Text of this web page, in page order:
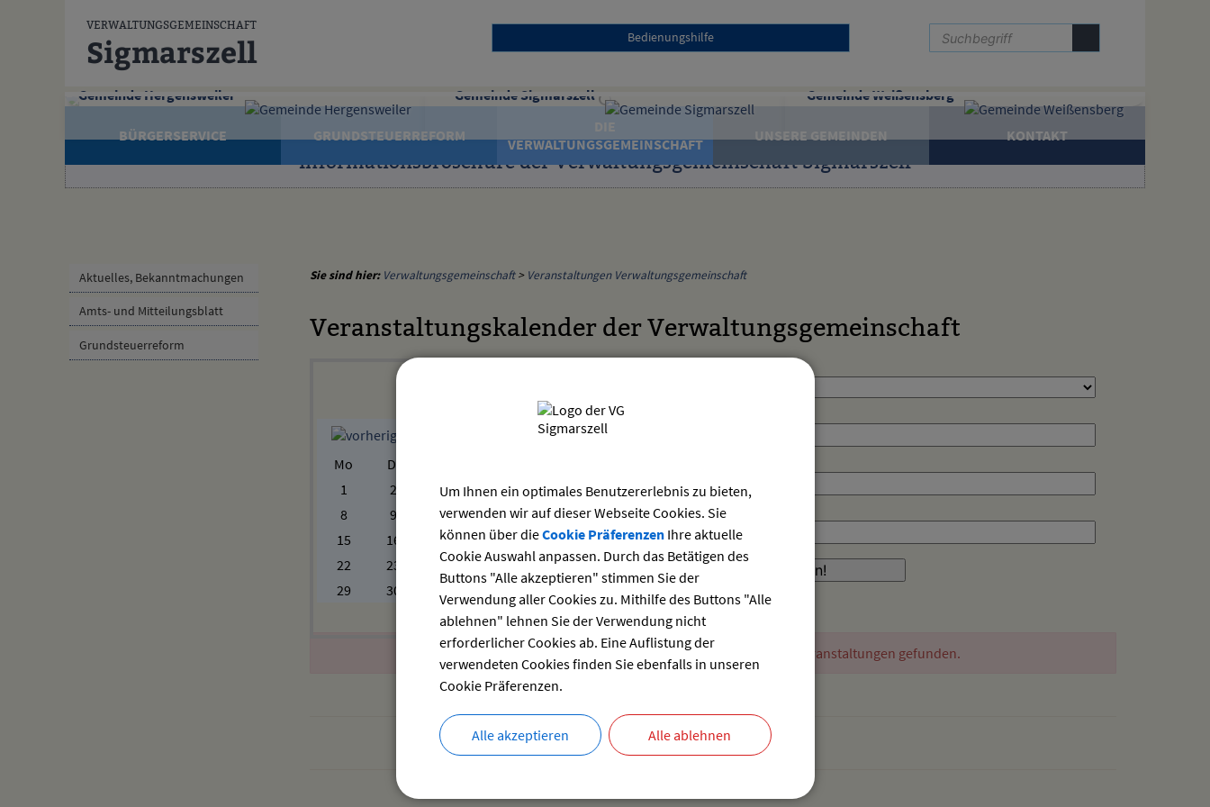
VERWALTUNGSGEMEINSCHAFT
Sigmarszell Bedienungshilfe
Gemeinde Hergensweiler Gemeinde Sigmarszell Gemeinde Weißensberg
BÜRGERSERVICE GRUNDSTEUERREFORM
VERWALTUNGSGEMEINSCHAFT
UNSERE GEMEINDEN KONTAKT
Informationsbroschüre der Verwaltungsgemeinschaft Sigmarszell
Aktuelles, Bekanntmachungen
Amts- und Mitteilungsblatt
Grundsteuerreform
Sie sind hier: Verwaltungsgemeinschaft> Veranstaltungen Verwaltungsgemeinschaft
Veranstaltungskalender der Verwaltungsgemeinschaft
Mo
Di
1
2 3 4 5 6
7
8
9 10 11 12 13
14
15
16 17 18 19 20
21
22
23 24 25 26 27
28
29
30
bis:
Es wurden keine Veranstaltungen gefunden.
Um Ihnen ein optimales Benutzererlebnis zu bieten,
verwenden wir auf dieser Webseite Cookies. Sie
können über dieCookie PräferenzenIhre aktuelle
Cookie Auswahl anpassen. Durch das Betätigen des
Buttons "Alle akzeptieren" stimmen Sie der
Verwendung aller Cookies zu. Mithilfe des Buttons "Alle
ablehnen" lehnen Sie der Verwendung nicht
erforderlicher Cookies ab. Eine Auflistung der
verwendeten Cookies finden Sie ebenfalls in unseren
Cookie Präferenzen.
Alle akzeptieren Alle ablehnen